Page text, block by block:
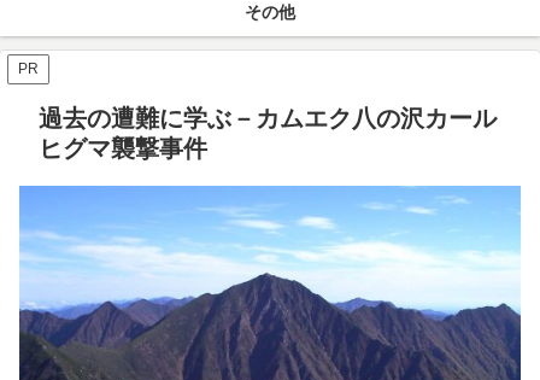
その他
PR
過去の遭難に学ぶ－カムエク八の沢カール
ヒグマ襲撃事件